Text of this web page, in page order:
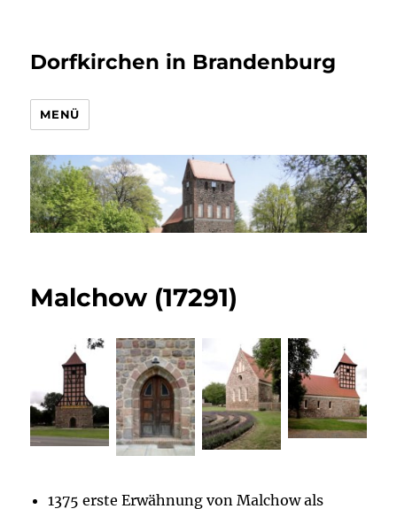
Dorfkirchen in Brandenburg
MENÜ
Malchow (17291)
1375 erste Erwähnung von Malchow als